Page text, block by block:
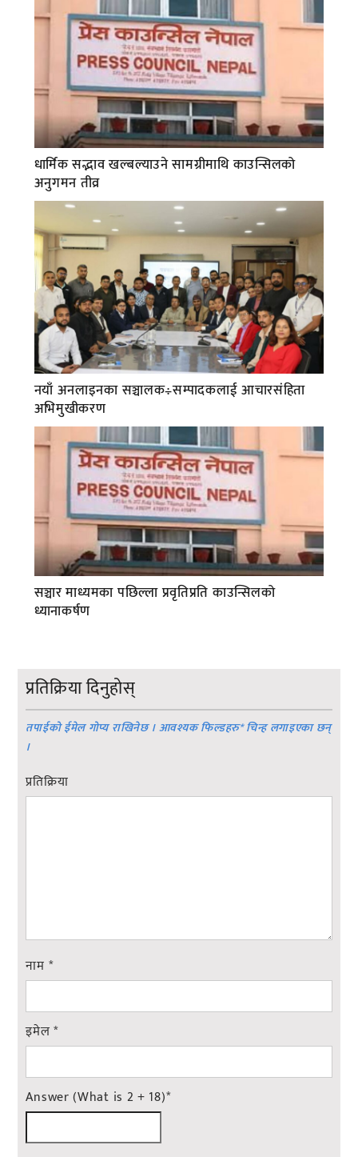
धार्मिक सद्भाव खल्बल्याउने सामग्रीमाथि काउन्सिलको
अनुगमन तीव्र
नयाँ अनलाइनका सञ्चालक÷सम्पादकलाई आचारसंहिता
अभिमुखीकरण
सञ्चार माध्यमका पछिल्ला प्रवृतिप्रति काउन्सिलको
ध्यानाकर्षण
प्रतिक्रिया दिनुहोस्
तपाईको ईमेल गोप्य राखिनेछ । आवश्यक फिल्डहरु*चिन्ह लगाइएका छन्
।
प्रतिक्रिया
नाम *
इमेल*
Answer (What is 2 + 18)*